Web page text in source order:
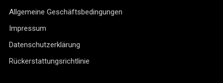
Allgemeine Geschäftsbedingungen
Impressum
Datenschutzerklärung
Rückerstattungsrichtlinie